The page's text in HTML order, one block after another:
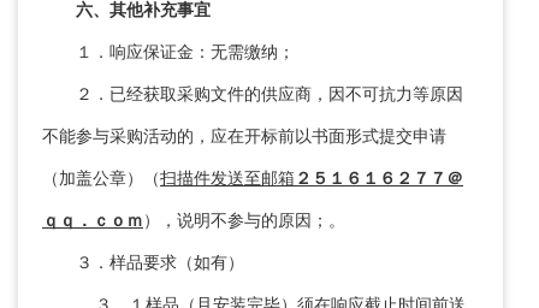
六、其他补充事宜
１．响应保证金：无需缴纳；
２．已经获取采购文件的供应商，因不可抗力等原因
不能参与采购活动的，应在开标前以书面形式提交申请
（加盖公章）（扫描件发送至 邮箱 ２５１６１６２７７＠
ｑｑ．ｃｏｍ ），说明不参与的原因；。
３．样品要求（如有）